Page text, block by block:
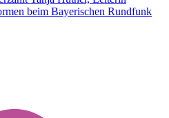
beim Bayerischen Rundfunk